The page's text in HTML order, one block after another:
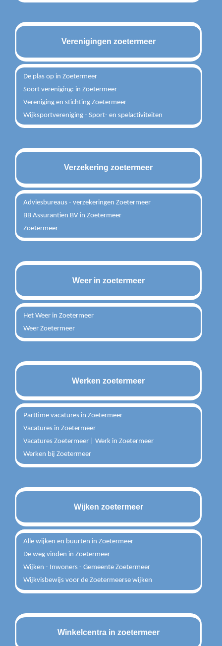
Verenigingen zoetermeer
De plas op in Zoetermeer
Soort vereniging: in Zoetermeer
Vereniging en stichting Zoetermeer
Wijksportvereniging - Sport- en spelactiviteiten
Verzekering zoetermeer
Adviesbureaus - verzekeringen Zoetermeer
BB Assurantien BV in Zoetermeer
Zoetermeer
Weer in zoetermeer
Het Weer in Zoetermeer
Weer Zoetermeer
Werken zoetermeer
Parttime vacatures in Zoetermeer
Vacatures in Zoetermeer
Vacatures Zoetermeer | Werk in Zoetermeer
Werken bij Zoetermeer
Wijken zoetermeer
Alle wijken en buurten in Zoetermeer
De weg vinden in Zoetermeer
Wijken - Inwoners - Gemeente Zoetermeer
Wijkvisbewijs voor de Zoetermeerse wijken
Winkelcentra in zoetermeer